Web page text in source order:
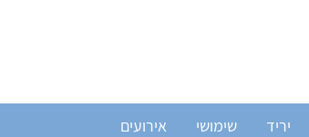
יריד שימושי אירועים